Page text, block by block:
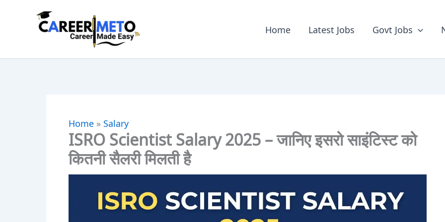
Home Latest Jobs Govt Jobs
Home» Salary
ISRO Scientist Salary 2025 – जानिए इसरो साइंटिस्ट को
कितनी सैलरी मिलती है